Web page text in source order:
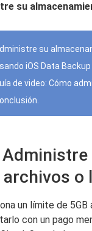
su
su
iOS Data
de video: Cómo
o
un límite de
con un pago